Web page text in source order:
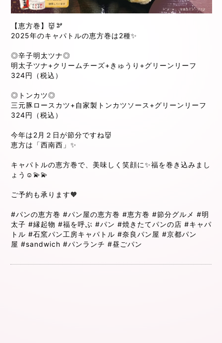
【恵方巻】👹🫘
2025年のキャパトルの恵方巻は2種✨
◎辛子明太ツナ◎
明太子ツナ+クリームチーズ+きゅうり+グリーンリーフ
324円（税込）
◎トンカツ◎
三元豚ロースカツ+自家製トンカツソース+グリーンリーフ
324円（税込）
今年は2月２日が節分ですね👹
恵方は「西南西」✨
キャパトルの恵方巻で、美味しく笑顔に✨福を巻き込みまし
ょう☺️💫💫
ご予約も承ります🧡
#パンの恵方巻 #パン屋の恵方巻 #恵方巻 #節分グルメ #明
太子 #縁起物 #福を呼ぶ #パン #焼きたてパンの店 #キャパ
トル #石窯パン工房キャパトル #奈良パン屋 #京都パン
屋 #sandwich #パンランチ #昼ごパン